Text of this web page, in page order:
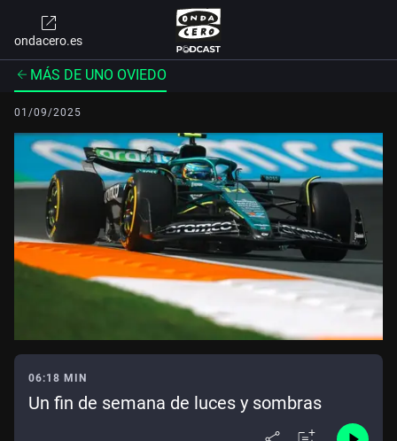
ondacero.es
MÁS DE UNO OVIEDO
01/09/2025
06:18 MIN
Un fin de semana de luces y sombras